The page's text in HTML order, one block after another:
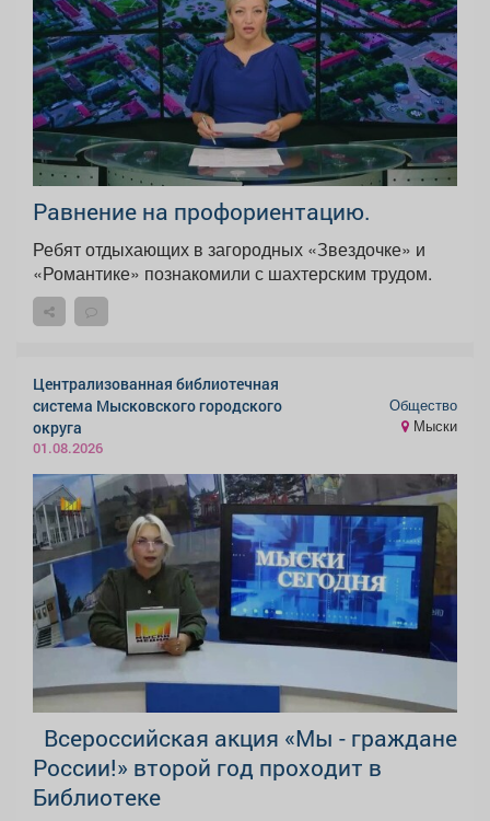
Равнение на профориентацию.
Ребят отдыхающих в загородных «Звездочке» и
«Романтике» познакомили с шахтерским трудом.
Централизованная библиотечная
система Мысковского городского
округа
01.08.2026
Общество
Мыски
Всероссийская акция «Мы - граждане
России!» второй год проходит в
Библиотеке